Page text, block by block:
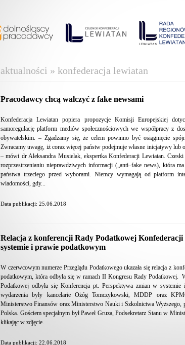
aktualności » konfederacja lewiatan
Pracodawcy chcą walczyć z fake newsami
Konfederacja Lewiatan popiera propozycje Komisji Europejskiej
samoregulację platform mediów społecznościowych we współpracy z
obywatelskim. – Zgadzamy się, że celem powinno być osiągnięcie
Zwracamy uwagę, iż coraz więcej państw podejmuje własne inicjatywy lub
– mówi dr Aleksandra Musielak, ekspertka Konfederacji Lewiatan. Czeski
rozprzestrzenianiu nieprawdziwych informacji („anti–fake news), która
państwa trzeciego przed wyborami. Niemcy wymagają od platform
wiadomości, gdy...
Data publikacji: 25.06.2018
Relacja z konferencji Rady Podatkowej
systemie i prawie podatkowym
W czerwcowym numerze Przeglądu Podatkowego ukazała się relacja z
podatkowym, która odbyła się w ramach II Kongresu Rady
Podatkowej odbyła się Konferencja pt. Perspektywa zmian w
wydarzenia były kancelarie Ożóg Tomczykowski, MDDP oraz
Ministerstwo Finansów oraz Ministerstwo Nauki i Szkolnictwa
Polska. Gościem specjalnym był Paweł Gruza, Podsekretarz Stanu w
klikając w zdjęcie.
Data publikacji: 22.06.2018